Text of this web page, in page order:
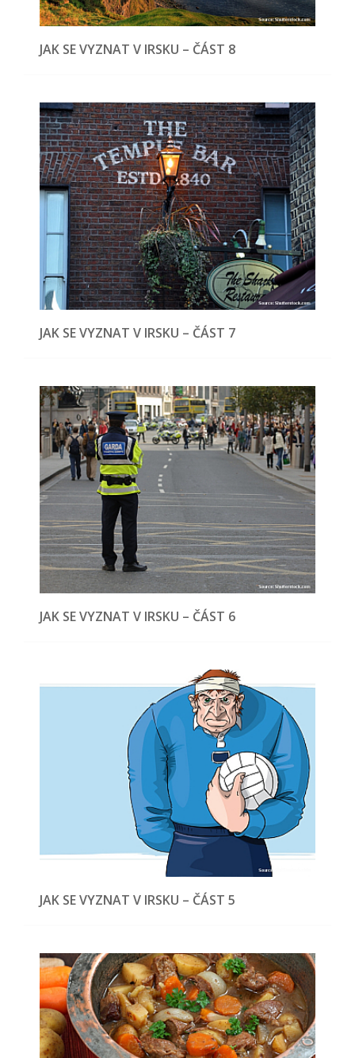
JAK SE VYZNAT V IRSKU – ČÁST 8
JAK SE VYZNAT V IRSKU – ČÁST 7
JAK SE VYZNAT V IRSKU – ČÁST 6
JAK SE VYZNAT V IRSKU – ČÁST 5